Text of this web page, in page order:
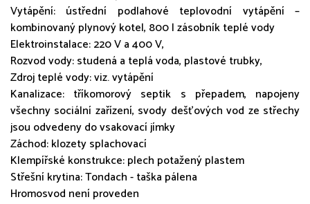
Vytápění: ústřední podlahové teplovodní vytápění –
kombinovaný plynový kotel, 800 l zásobník teplé vody
Elektroinstalace: 220 V a 400 V,
Rozvod vody: studená a teplá voda, plastové trubky,
Zdroj teplé vody: viz. vytápění
Kanalizace: tříkomorový septik s přepadem, napojeny
všechny sociální zařízení, svody dešťových vod ze střechy
jsou odvedeny do vsakovací jímky
Záchod: klozety splachovací
Klempířské konstrukce: plech potažený plastem
Střešní krytina: Tondach - taška pálena
Hromosvod není proveden